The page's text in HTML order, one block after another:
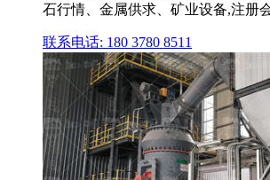
石行情、金属供求、矿业设备,注册
联系电话: 180 3780 8511